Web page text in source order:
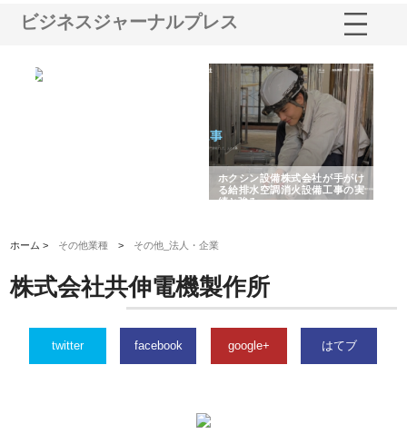
ビジネスジャーナルプレス
ホクシン設備株式会社が手がけ
る給排水空調消火設備工事の実
績と強み
ホーム > その他業種 > その他_法人・企業
株式会社共伸電機製作所
twitter facebook google+ はてブ